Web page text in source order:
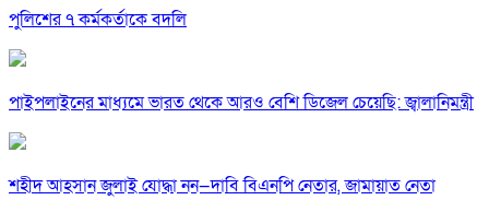
পুলিশের ৭ কর্মকর্তাকে বদলি
পাইপলাইনের মাধ্যমে ভারত থেকে আরও বেশি ডিজেল চেয়েছি: জ্বালানিমন্ত্রী
শহীদ আহসান জুলাই যোদ্ধা নন—দাবি বিএনপি নেতার, জামায়াত নেতা